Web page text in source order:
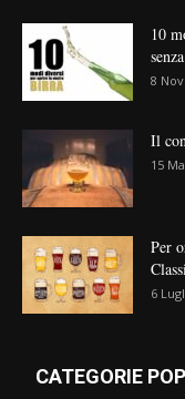
10
8
Il
15
Per
6
CATEGORIE